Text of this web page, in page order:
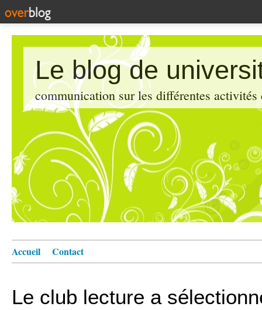
Le blog de
communication sur les différentes
Accueil Contact
Le club lecture a